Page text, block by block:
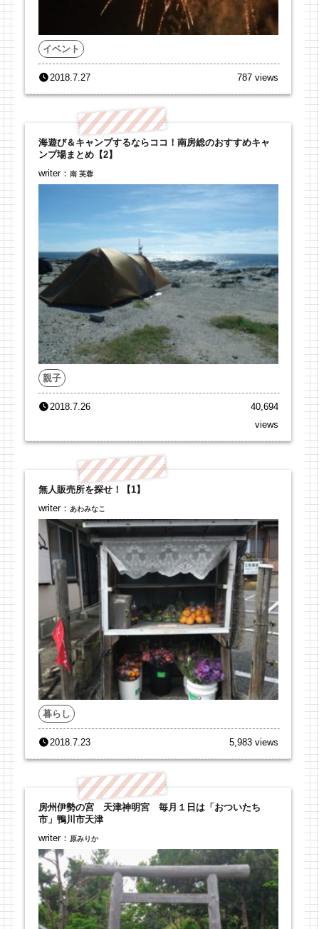
イベント
2018.7.27 787 views
海遊び＆キャンプするならココ！南房総のおすすめキャ
ンプ場まとめ【2】
writer： 南 芙蓉
親子
2018.7.26
40,694
views
無人販売所を探せ！【1】
writer： あわみなこ
暮らし
2018.7.23 5,983 views
房州伊勢の宮 天津神明宮 毎月１日は「おついたち
市」鴨川市天津
writer： 原みりか